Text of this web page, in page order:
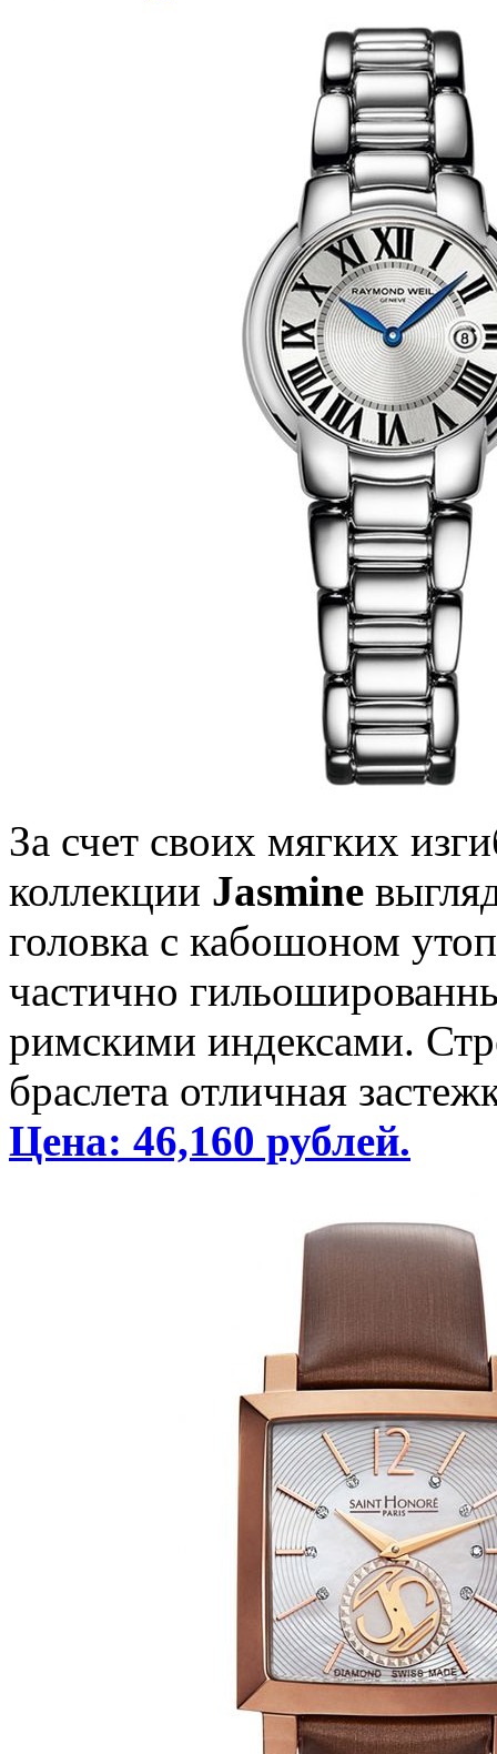
За счет своих мягких
коллекции Jasmine
головка с кабошоном
частично
римскими индексами.
браслета отличная
Цена: 46,160 рублей.